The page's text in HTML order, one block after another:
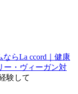
らLa ccord｜健康
ー・ヴィーガン対
験して